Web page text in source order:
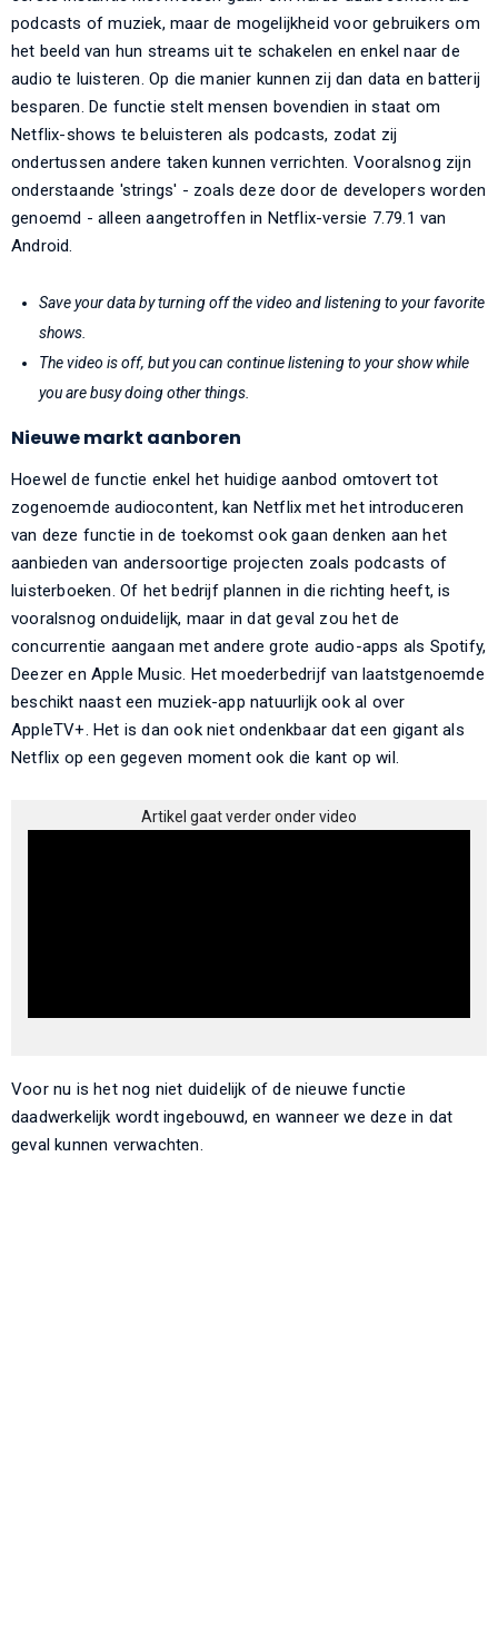
podcasts of muziek, maar de mogelijkheid voor gebruikers om
het beeld van hun streams uit te schakelen en enkel naar de
audio te luisteren. Op die manier kunnen zij dan data en batterij
besparen. De functie stelt mensen bovendien in staat om
Netflix-shows te beluisteren als podcasts, zodat zij
ondertussen andere taken kunnen verrichten. Vooralsnog zijn
onderstaande 'strings' - zoals deze door de developers worden
genoemd - alleen aangetroffen in Netflix-versie 7.79.1 van
Android.
Save your data by turning off the video and listening to your favorite
shows.
The video is off, but you can continue listening to your show while
you are busy doing other things.
Nieuwe markt aanboren
Hoewel de functie enkel het huidige aanbod omtovert tot
zogenoemde audiocontent, kan Netflix met het introduceren
van deze functie in de toekomst ook gaan denken aan het
aanbieden van andersoortige projecten zoals podcasts of
luisterboeken. Of het bedrijf plannen in die richting heeft, is
vooralsnog onduidelijk, maar in dat geval zou het de
concurrentie aangaan met andere grote audio-apps als Spotify,
Deezer en Apple Music. Het moederbedrijf van laatstgenoemde
beschikt naast een muziek-app natuurlijk ook al over
AppleTV+. Het is dan ook niet ondenkbaar dat een gigant als
Netflix op een gegeven moment ook die kant op wil.
Artikel gaat verder onder video
Voor nu is het nog niet duidelijk of de nieuwe functie
daadwerkelijk wordt ingebouwd, en wanneer we deze in dat
geval kunnen verwachten.